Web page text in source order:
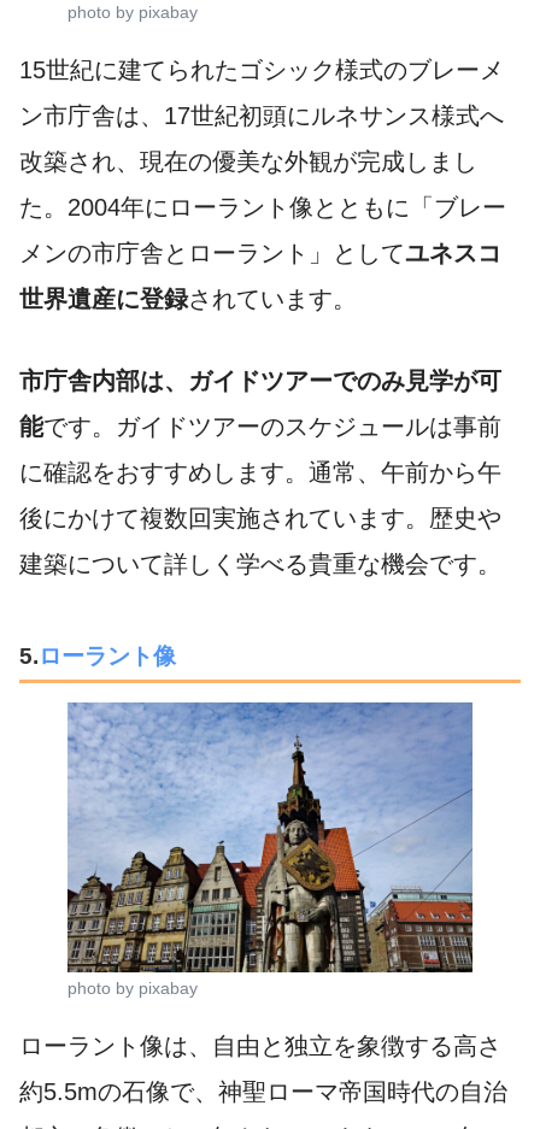
photo by pixabay
15世紀に建てられたゴシック様式のブレーメ
ン市庁舎は、17世紀初頭にルネサンス様式へ
改築され、現在の優美な外観が完成しまし
た。2004年にローラント像とともに「ブレー
メンの市庁舎とローラント」としてユネスコ
世界遺産に登録されています。
市庁舎内部は、ガイドツアーでのみ見学が可
能です。ガイドツアーのスケジュールは事前
に確認をおすすめします。通常、午前から午
後にかけて複数回実施されています。歴史や
建築について詳しく学べる貴重な機会です。
5.ローラント像
photo by pixabay
ローラント像は、自由と独立を象徴する高さ
約5.5mの石像で、神聖ローマ帝国時代の自治